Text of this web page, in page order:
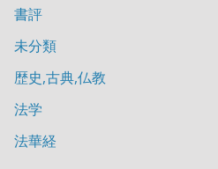
書評
未分類
歴史,古典,仏教
法学
法華経